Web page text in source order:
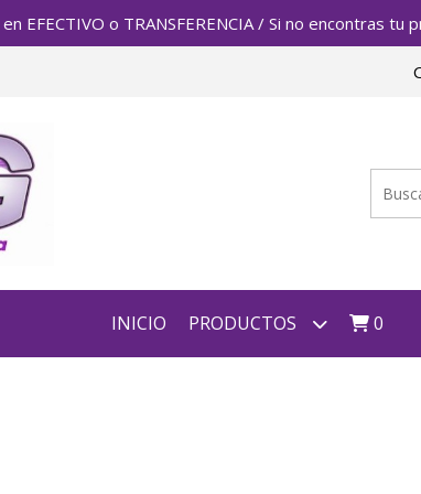
EFECTIVO o TRANSFERENCIA / Si no encontras
INICIO PRODUCTOS 0